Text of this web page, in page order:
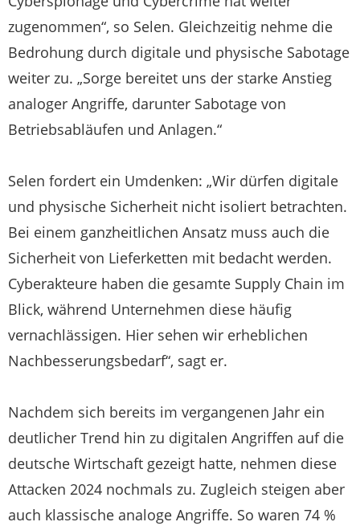
zugenommen“, so Selen. Gleichzeitig nehme die
Bedrohung durch digitale und physische Sabotage
weiter zu. „Sorge bereitet uns der starke Anstieg
analoger Angriffe, darunter Sabotage von
Betriebsabläufen und Anlagen.“
Selen fordert ein Umdenken: „Wir dürfen digitale
und physische Sicherheit nicht isoliert betrachten.
Bei einem ganzheitlichen Ansatz muss auch die
Sicherheit von Lieferketten mit bedacht werden.
Cyberakteure haben die gesamte Supply Chain im
Blick, während Unternehmen diese häufig
vernachlässigen. Hier sehen wir erheblichen
Nachbesserungsbedarf“, sagt er.
Nachdem sich bereits im vergangenen Jahr ein
deutlicher Trend hin zu digitalen Angriffen auf die
deutsche Wirtschaft gezeigt hatte, nehmen diese
Attacken 2024 nochmals zu. Zugleich steigen aber
auch klassische analoge Angriffe. So waren 74 %